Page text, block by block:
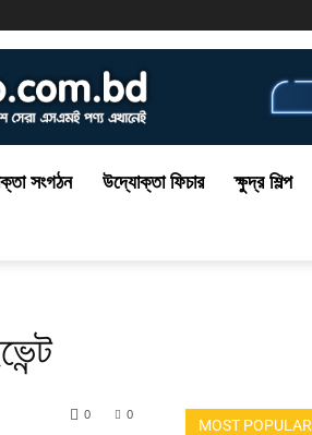
সংগঠন উদ্যোক্তা ফিচার ক্ষুদ্র শিল্প
0
0
MOST POPULAR